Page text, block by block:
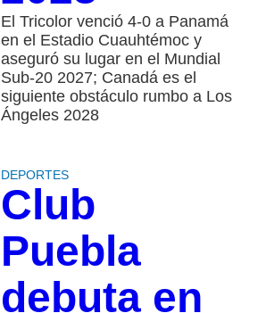
El Tricolor venció 4-0 a Panamá
en el Estadio Cuauhtémoc y
aseguró su lugar en el Mundial
Sub-20 2027; Canadá es el
siguiente obstáculo rumbo a Los
Ángeles 2028
DEPORTES
Club
Puebla
debuta en